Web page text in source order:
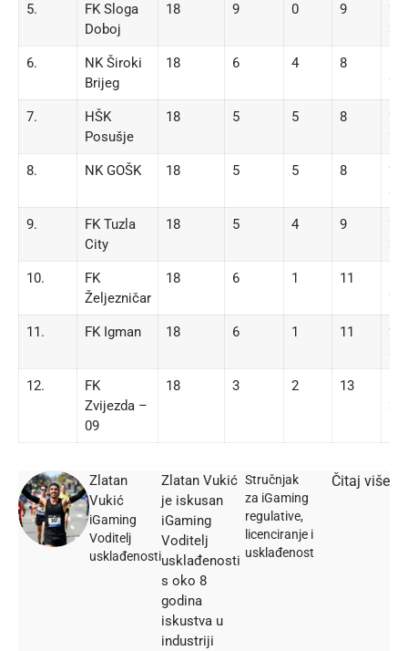
5.
FK Sloga
Doboj
18 9 0 9
22
30
6.
NK Široki
Brijeg
18 6 4 8
22
7.
HŠK
Posušje
18 5 5 8
20
20
8. NK GOŠK 18 5 5 8
21
34
9.
FK Tuzla
City
18 5 4 9
29
32
10.
FK
Željezničar
18 6 1 11
26
11. FK Igman 18 6 1 11
22
37
12.
FK
Zvijezda –
09
18 3 2 13
37
Zlatan
Vukić
iGaming
Voditelj
usklađenosti
Zlatan Vukić
je iskusan
iGaming
Voditelj
usklađenosti
s oko 8
godina
iskustva u
industriji
Stručnjak
za iGaming
regulative,
licenciranje i
usklađenost
Čitaj više